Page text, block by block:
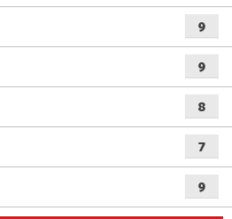
9
9
8
7
9